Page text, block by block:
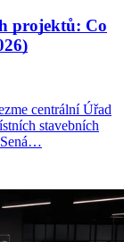
projektů: Co
centrální Úřad
stavebních
Sená…